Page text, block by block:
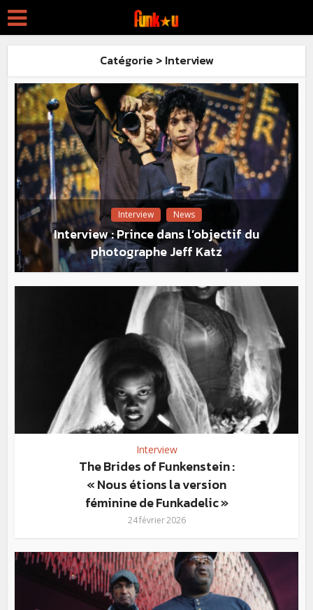
Catégorie > Interview
Interview News
Interview : Prince dans l’objectif du
photographe Jeff Katz
Interview
The Brides of Funkenstein :
« Nous étions la version
féminine de Funkadelic »
24 février 2026